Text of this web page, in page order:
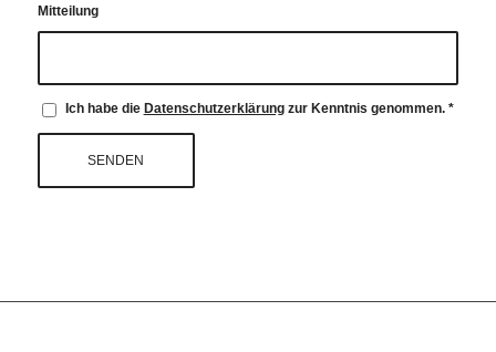
Mitteilung
Ich habe die Datenschutzerklärungzur Kenntnis genommen. *